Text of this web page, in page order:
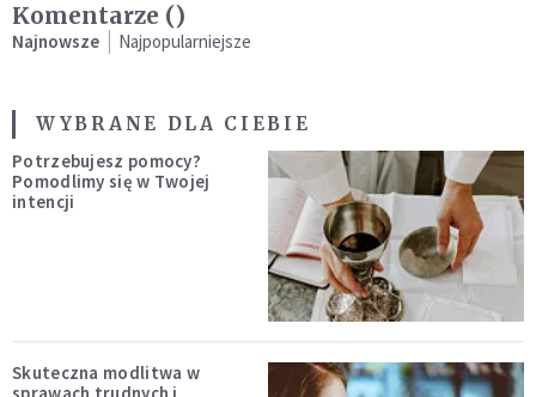
Komentarze ()
Najnowsze Najpopularniejsze
WYBRANE DLA CIEBIE
Potrzebujesz pomocy?
Pomodlimy się w Twojej
intencji
Skuteczna modlitwa w